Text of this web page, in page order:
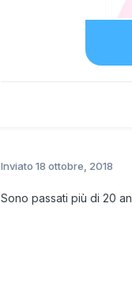
Inviato 18 ottobre, 2018
Sono passati più di 20